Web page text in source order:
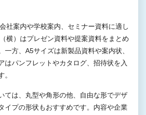
社案内や学校案内、セミナー資料に適し
横）はプレゼン資料や提案資料をまとめ
一方、A5サイズは新製品資料や案内状、
はパンフレットやカタログ、招待状を入
。
ては、丸型や角形の他、自由な形でデザ
イプの形状もおすすめです。内容や企業